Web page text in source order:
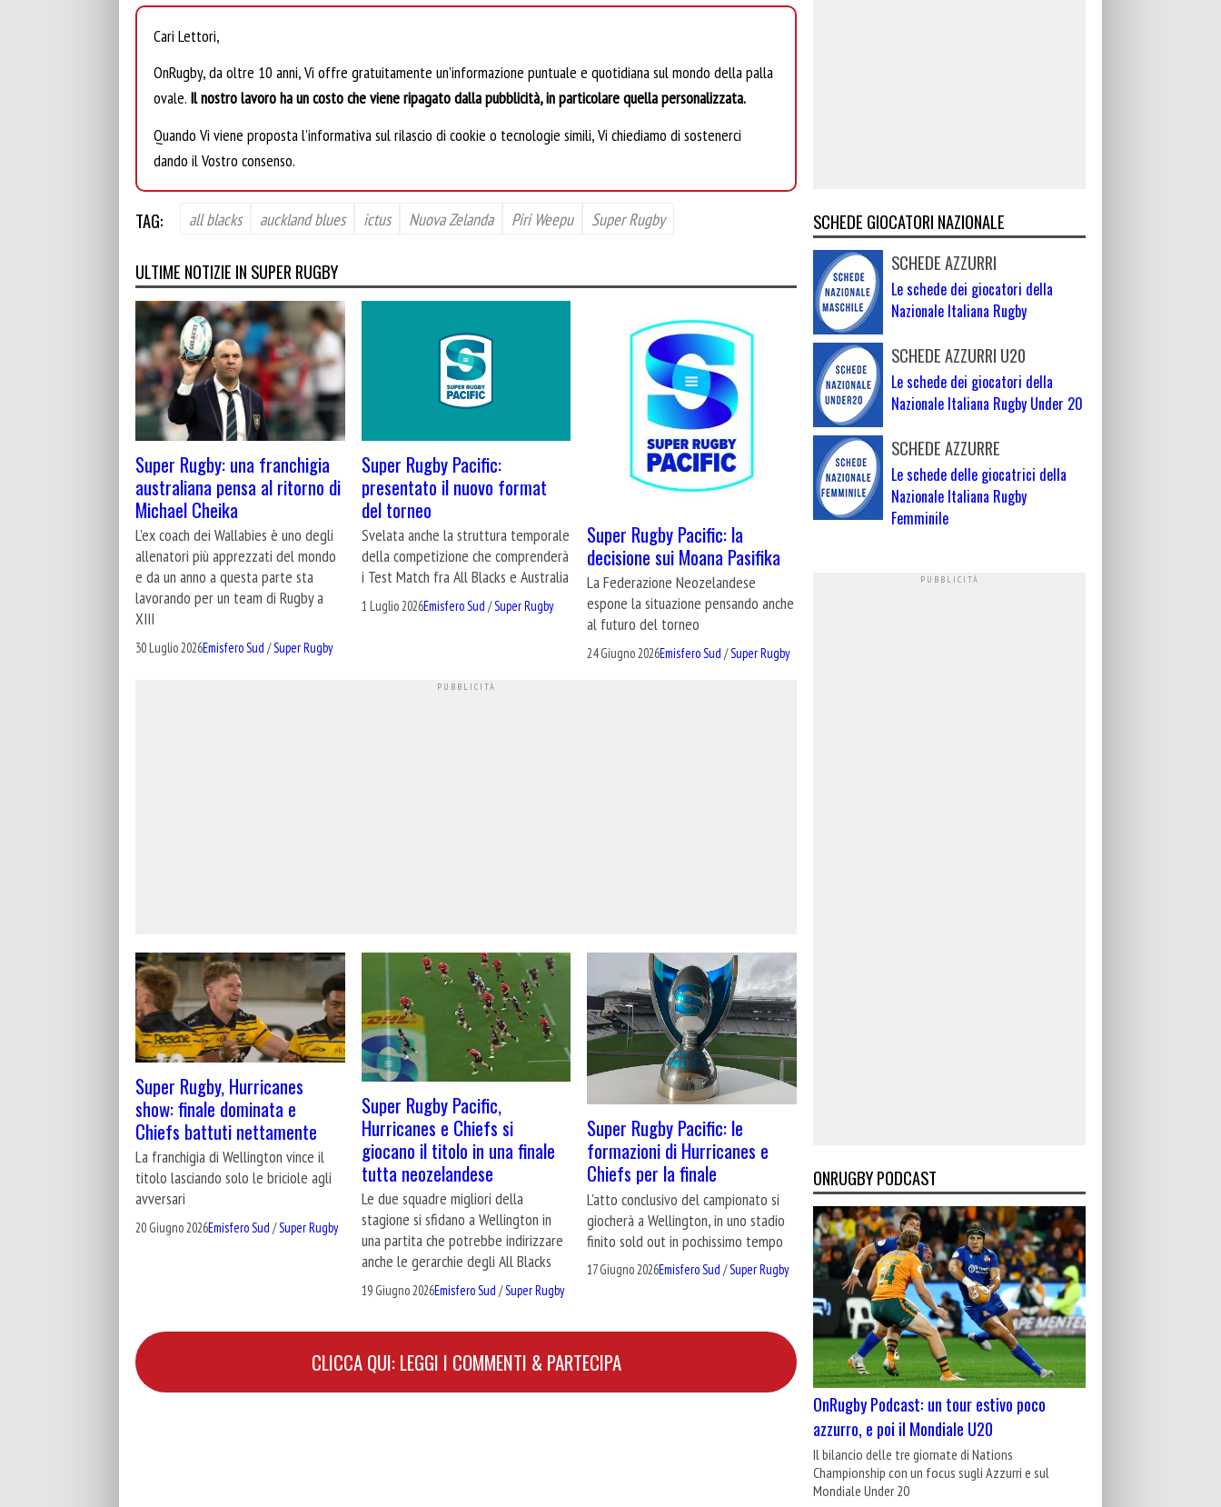
Cari Lettori,
OnRugby, da oltre 10 anni, Vi offre gratuitamente un’informazione puntuale e quotidiana sul mondo della palla
ovale. Il nostro lavoro ha un costo che viene ripagato dalla pubblicità, in particolare quella personalizzata.
Quando Vi viene proposta l’informativa sul rilascio di cookie o tecnologie simili, Vi chiediamo di sostenerci
dando il Vostro consenso.
TAG: all blacks auckland blues ictus Nuova Zelanda Piri Weepu Super Rugby
ULTIME NOTIZIE IN SUPER RUGBY
Super Rugby: una franchigia
australiana pensa al ritorno di
Michael Cheika
L'ex coach dei Wallabies è uno degli
allenatori più apprezzati del mondo
e da un anno a questa parte sta
lavorando per un team di Rugby a
XIII
30 Luglio 2026Emisfero Sud /Super Rugby
Super Rugby Pacific:
presentato il nuovo format
del torneo
Svelata anche la struttura temporale
della competizione che comprenderà
i Test Match fra All Blacks e Australia
1 Luglio 2026Emisfero Sud /Super Rugby
Super Rugby Pacific: la
decisione sui Moana Pasifika
La Federazione Neozelandese
espone la situazione pensando anche
al futuro del torneo
24 Giugno 2026Emisfero Sud /Super Rugby
Super Rugby, Hurricanes
show: finale dominata e
Chiefs battuti nettamente
La franchigia di Wellington vince il
titolo lasciando solo le briciole agli
avversari
20 Giugno 2026Emisfero Sud /Super Rugby
Super Rugby Pacific,
Hurricanes e Chiefs si
giocano il titolo in una finale
tutta neozelandese
Le due squadre migliori della
stagione si sfidano a Wellington in
una partita che potrebbe indirizzare
anche le gerarchie degli All Blacks
19 Giugno 2026Emisfero Sud /Super Rugby
Super Rugby Pacific: le
formazioni di Hurricanes e
Chiefs per la finale
L'atto conclusivo del campionato si
giocherà a Wellington, in uno stadio
finito sold out in pochissimo tempo
17 Giugno 2026Emisfero Sud /Super Rugby
CLICCA QUI: LEGGI I COMMENTI & PARTECIPA
SCHEDE GIOCATORI NAZIONALE
SCHEDE AZZURRI
Le schede dei giocatori della
Nazionale Italiana Rugby
SCHEDE AZZURRI U20
Le schede dei giocatori della
Nazionale Italiana Rugby Under 20
SCHEDE AZZURRE
Le schede delle giocatrici della
Nazionale Italiana Rugby
Femminile
ONRUGBY PODCAST
OnRugby Podcast: un tour estivo poco
azzurro, e poi il Mondiale U20
Il bilancio delle tre giornate di Nations
Championship con un focus sugli Azzurri e sul
Mondiale Under 20